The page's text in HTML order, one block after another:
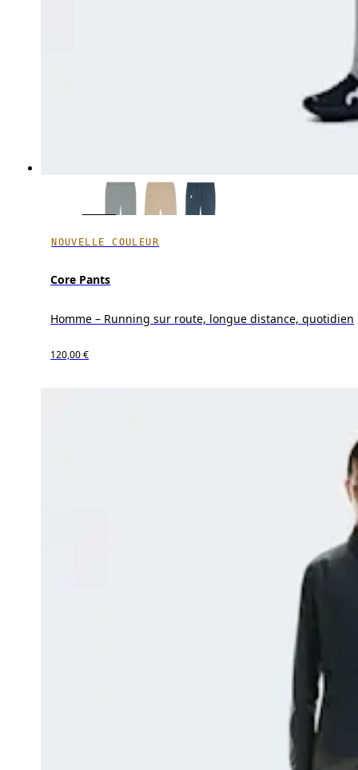
NOUVELLE COULEUR
Core Pants
Homme – Running sur route, longue distance, quotidien
120,00 €